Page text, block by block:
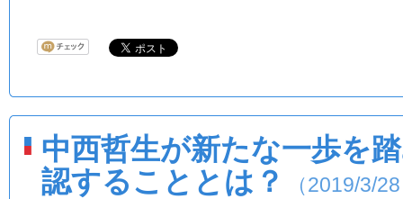
中西哲生が新たな一歩を
認することとは？
（2019/3/